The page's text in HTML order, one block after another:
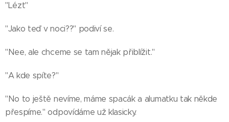
"Lézt"
"Jako teď v noci??" podiví se.
"Nee, ale chceme se tam nějak přiblížit."
"A kde spíte?"
"No to ještě nevíme, máme spacák a alumatku tak někde
přespíme." odpovídáme už klasicky.